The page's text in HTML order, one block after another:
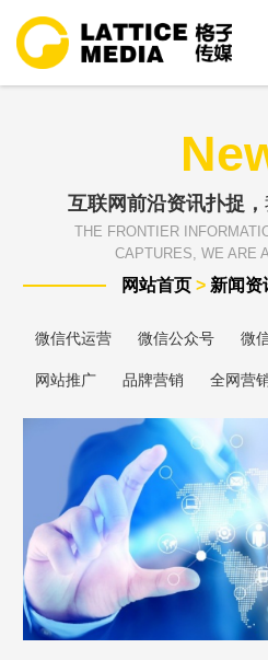
互联网前沿资讯扑捉，
THE FRONTIER
CAPTURES, WE ARE
网站首页 > 新闻资
微信代运营 微信公众号 微
网站推广 品牌营销 全网营